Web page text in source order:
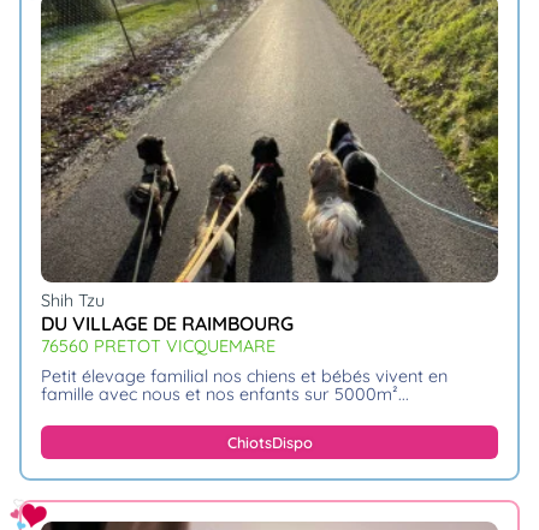
Shih Tzu
DU VILLAGE DE RAIMBOURG
76560 PRETOT VICQUEMARE
petit élevage familial nos chiens et bébés vivent en
famille avec nous et nos enfants sur 5000m².
ChiotsDispo